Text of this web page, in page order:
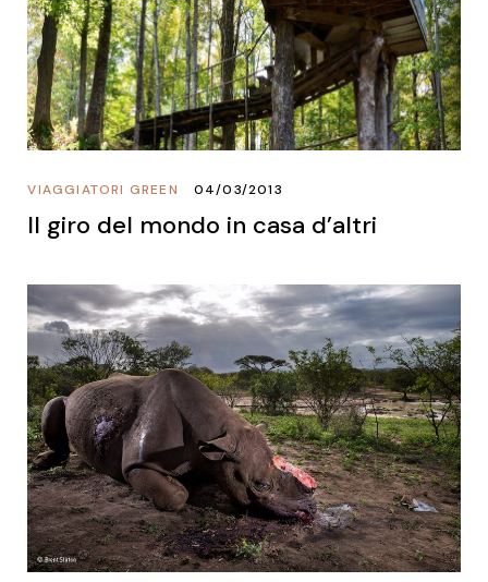
VIAGGIATORI GREEN 04/03/2013
Il giro del mondo in casa d’altri